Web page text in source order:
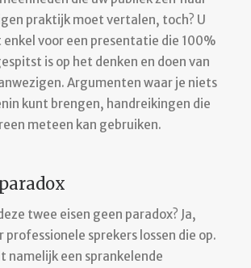
praktijk moet vertalen, toch? U
enkel voor een presentatie die 100%
is op het denken en doen van
Argumenten waar je niets
kunt brengen, handreikingen die
meteen kan gebruiken.
twee eisen geen paradox? Ja,
professionele sprekers lossen die op.
namelijk een sprankelende